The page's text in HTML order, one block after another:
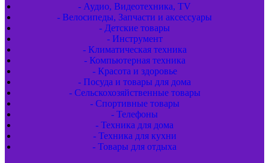
- Аудио, Видеотехника, TV
- Велосипеды, Запчасти и аксессуары
- Детские товары
- Инструмент
- Климатическая техника
- Компьютерная техника
- Красота и здоровье
- Посуда и товары для дома
- Сельскохозяйственные товары
- Спортивные товары
- Телефоны
- Техника для дома
- Техника для кухни
- Товары для отдыха